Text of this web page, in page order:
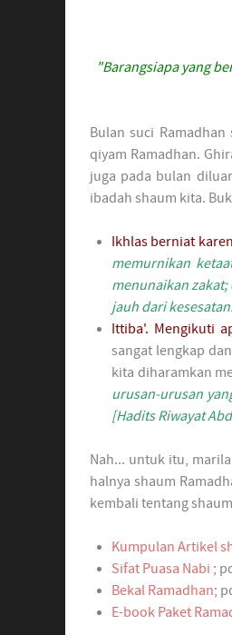
"Barangsiapa yang
Bulan suci
qiyam Ramadhan.
juga pada bulan
ibadah shaum kita.
Ikhlas berniat
memurnikan
menunaikan zakat;
jauh dari kesesatan.
Ittiba'. Mengikuti
sangat lengkap
kita diharamkan
urusan-urusan
[Hadits Riwayat
Nah... untuk itu,
halnya shaum
kembali tentang
Kumpulan Artikel
Sifat Puasa Nabi ;
Bekal Ramadhan;
E-book Paket